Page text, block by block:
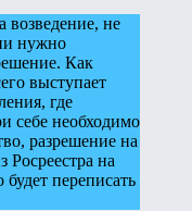
не
нужно
Как
выступает
где
себе необходимо
разрешение на
Росреестра на
переписать